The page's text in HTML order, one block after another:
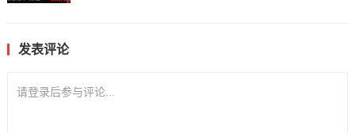
发表评论
请登录后参与评论...